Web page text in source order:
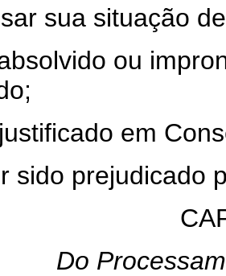
sua situação de
ou
em
prejudicado
Do